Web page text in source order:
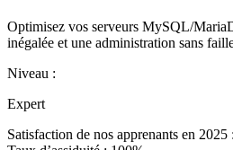
Optimisez vos serveurs MySQL/
inégalée et une administration sans
Niveau :
Expert
Satisfaction de nos apprenants en 2025